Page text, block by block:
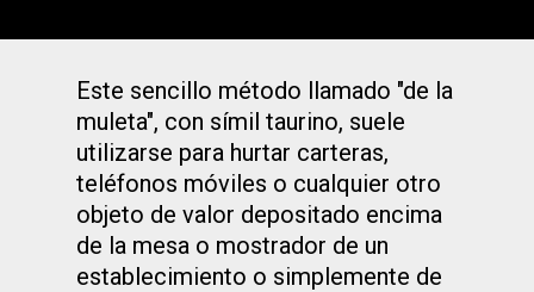
Este sencillo método llamado "de la
muleta", con símil taurino, suele
utilizarse para hurtar carteras,
teléfonos móviles o cualquier otro
objeto de valor depositado encima
de la mesa o mostrador de un
establecimiento o simplemente de